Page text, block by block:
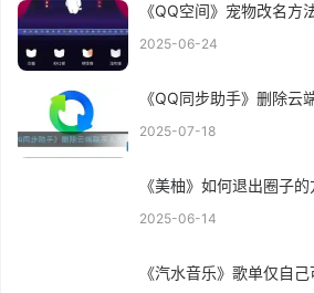
《QQ空间》宠物改名方
2025-06-24
《QQ同步助手》删除云
2025-07-18
《美柚》如何退出圈子
2025-06-14
《汽水音乐》歌单仅自